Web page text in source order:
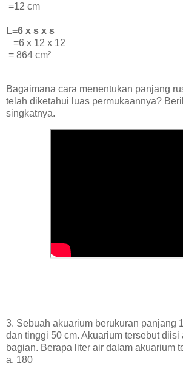
=12 cm
L=6 x s x s
=6 x 12 x 12
= 864 cm²
Bagaimana cara menentukan panjang
telah diketahui luas permukaannya?
singkatnya.
3. Sebuah akuarium berukuran panjang
dan tinggi 50 cm. Akuarium tersebut diisi
bagian. Berapa liter air dalam akuarium
a. 180